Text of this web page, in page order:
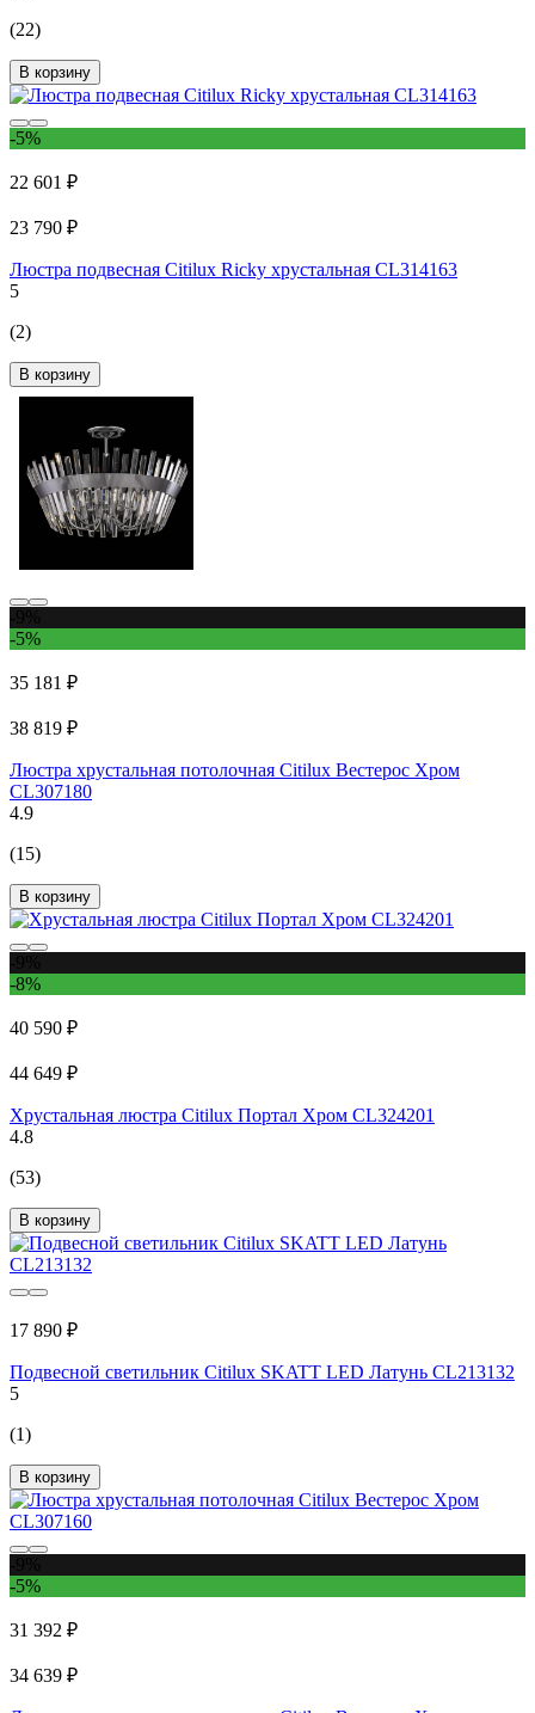
(22)
В корзину
-5%
22 601 ₽
23 790 ₽
Люстра подвесная Citilux Ricky хрустальная CL314163
5
(2)
В корзину
-5%
35 181 ₽
38 819 ₽
Люстра хрустальная потолочная Citilux Вестерос Хром
CL307180
4.9
(15)
В корзину
-8%
40 590 ₽
44 649 ₽
Хрустальная люстра Citilux Портал Хром CL324201
4.8
(53)
В корзину
17 890 ₽
Подвесной светильник Citilux SKATT LED Латунь CL213132
5
(1)
В корзину
-5%
31 392 ₽
34 639 ₽